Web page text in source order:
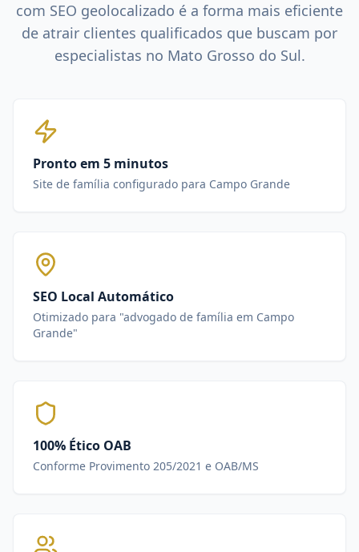
com SEO geolocalizado é a forma mais eficiente
de atrair clientes qualificados que buscam por
especialistas no Mato Grosso do Sul.
Pronto em 5 minutos
Site de família configurado para Campo Grande
SEO Local Automático
Otimizado para "advogado de família em Campo
Grande"
100% Ético OAB
Conforme Provimento 205/2021 e OAB/MS